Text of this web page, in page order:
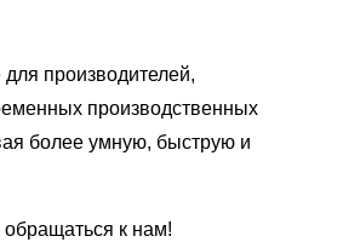
производителей,
производственных
более умную, быструю и
обращаться к нам!